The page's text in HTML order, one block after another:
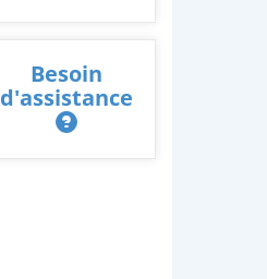
Besoin
d'assistance